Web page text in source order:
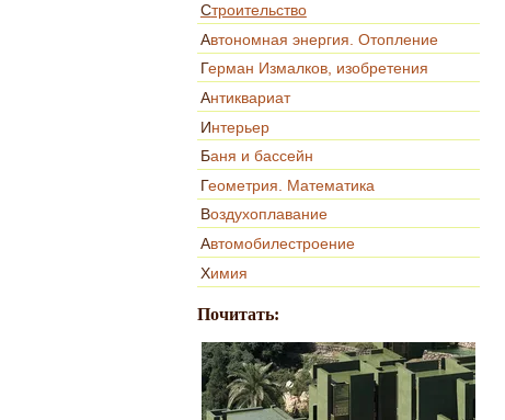
Строительство
Автономная энергия. Отопление
Герман Измалков, изобретения
Антиквариат
Интерьер
Баня и бассейн
Геометрия. Математика
Воздухоплавание
Автомобилестроение
Химия
Почитать: